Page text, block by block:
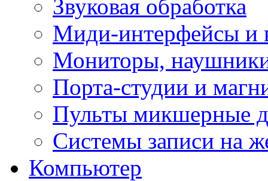
Звуковая обработка
Миди-интерфейсы и
Мониторы,
Порта-студии и
Пульты микшерные
Системы записи на
Компьютер